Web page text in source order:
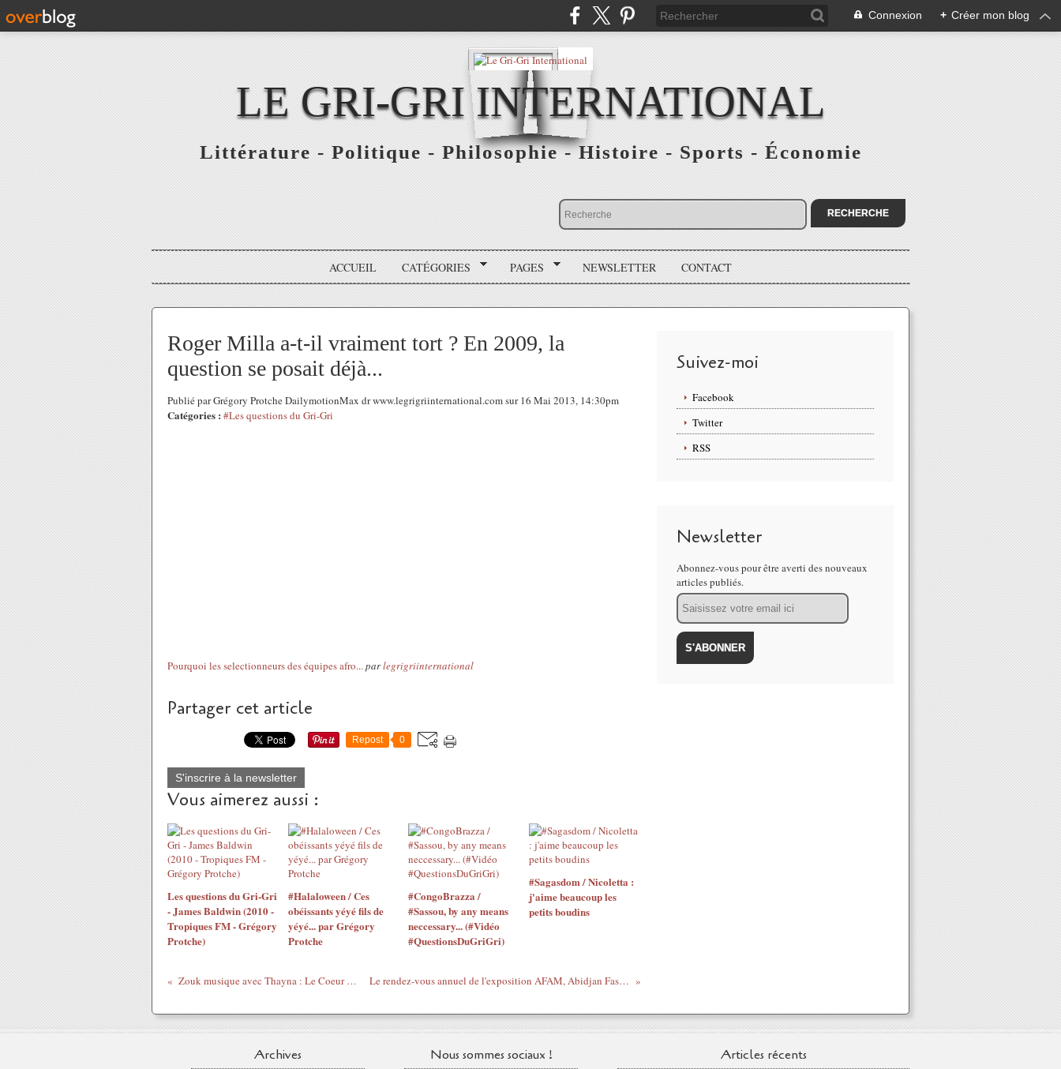
Connexion + Créer mon blog
LE GRI-GRI INTERNATIONAL
Littérature - Politique - Philosophie - Histoire - Sports - Économie
ACCUEIL CATÉGORIES PAGES NEWSLETTER CONTACT
Roger Milla a-t-il vraiment tort ? En 2009, la
question se posait déjà...
Publié par Grégory Protche DailymotionMax dr www.legrigriinternational.com sur 16 Mai 2013, 14:30pm
Catégories : #Les questions du Gri-Gri
Pourquoi les selectionneurs des équipes afro...parlegrigriinternational
Partager cet article
Repost 0
S'inscrire à la newsletter
Vous aimerez aussi :
Les questions du Gri-Gri
- James Baldwin (2010 -
Tropiques FM - Grégory
Protche)
#Halaloween / Ces
obéissants yéyé fils de
yéyé... par Grégory
Protche
#CongoBrazza /
#Sassou, by any means
neccessary... (#Vidéo
#QuestionsDuGriGri)
#Sagasdom / Nicoletta :
j'aime beaucoup les
petits boudins
Zouk musique avec Thayna : Le Coeur A Ses Raisons Le rendez-vous annuel de l'exposition AFAM, Abidjan Fashion Market 2013
Suivez-moi
Facebook
Twitter
RSS
Newsletter
Abonnez-vous pour être averti des nouveaux
articles publiés.
Email
Archives Nous sommes sociaux ! Articles récents